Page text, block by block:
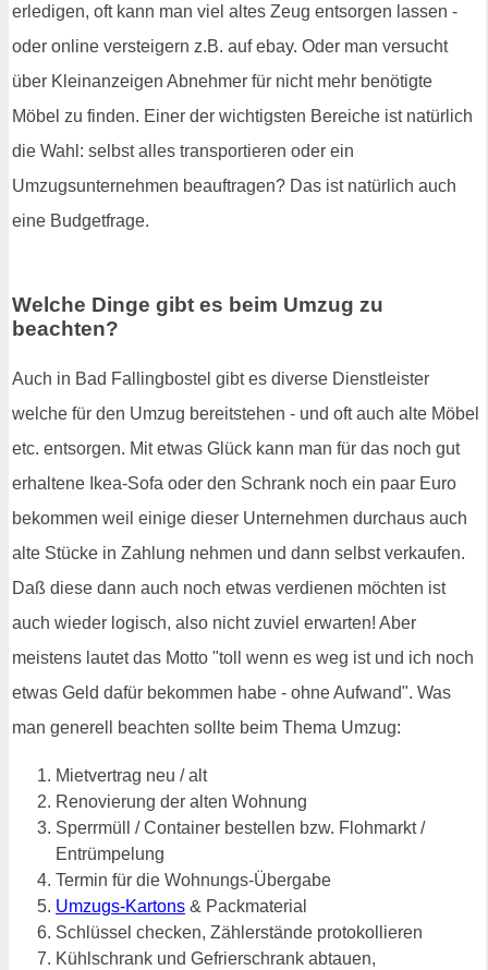
erledigen, oft kann man viel altes Zeug entsorgen lassen -
oder online versteigern z.B. auf ebay. Oder man versucht
über Kleinanzeigen Abnehmer für nicht mehr benötigte
Möbel zu finden. Einer der wichtigsten Bereiche ist natürlich
die Wahl: selbst alles transportieren oder ein
Umzugsunternehmen beauftragen? Das ist natürlich auch
eine Budgetfrage.
Welche Dinge gibt es beim Umzug zu
beachten?
Auch in Bad Fallingbostel gibt es diverse Dienstleister
welche für den Umzug bereitstehen - und oft auch alte Möbel
etc. entsorgen. Mit etwas Glück kann man für das noch gut
erhaltene Ikea-Sofa oder den Schrank noch ein paar Euro
bekommen weil einige dieser Unternehmen durchaus auch
alte Stücke in Zahlung nehmen und dann selbst verkaufen.
Daß diese dann auch noch etwas verdienen möchten ist
auch wieder logisch, also nicht zuviel erwarten! Aber
meistens lautet das Motto "toll wenn es weg ist und ich noch
etwas Geld dafür bekommen habe - ohne Aufwand". Was
man generell beachten sollte beim Thema Umzug:
Mietvertrag neu / alt
Renovierung der alten Wohnung
Sperrmüll / Container bestellen bzw. Flohmarkt /
Entrümpelung
Termin für die Wohnungs-Übergabe
Umzugs-Kartons & Packmaterial
Schlüssel checken, Zählerstände protokollieren
Kühlschrank und Gefrierschrank abtauen,